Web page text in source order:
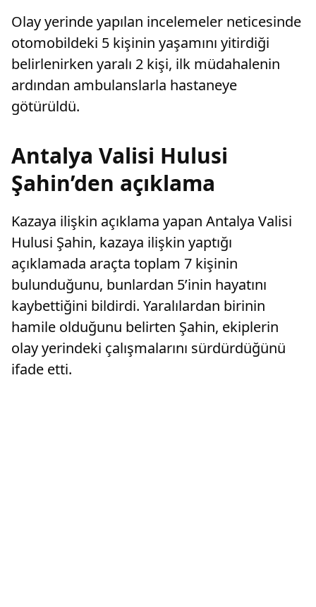
Olay yerinde yapılan incelemeler neticesinde
otomobildeki 5 kişinin yaşamını yitirdiği
belirlenirken yaralı 2 kişi, ilk müdahalenin
ardından ambulanslarla hastaneye
götürüldü.
Antalya Valisi Hulusi
Şahin’den açıklama
Kazaya ilişkin açıklama yapan Antalya Valisi
Hulusi Şahin, kazaya ilişkin yaptığı
açıklamada araçta toplam 7 kişinin
bulunduğunu, bunlardan 5’inin hayatını
kaybettiğini bildirdi. Yaralılardan birinin
hamile olduğunu belirten Şahin, ekiplerin
olay yerindeki çalışmalarını sürdürdüğünü
ifade etti.